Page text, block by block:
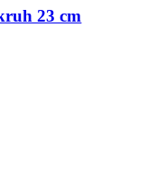
23 cm